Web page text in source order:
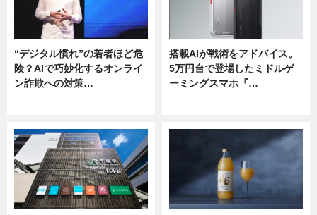
“デジタル慣れ”の若者ほど危
険？AIで巧妙化するオンライ
ン詐欺への対策…
搭載AIが戦術をアドバイス。
5万円台で登場したミドルゲ
ーミングスマホ『…